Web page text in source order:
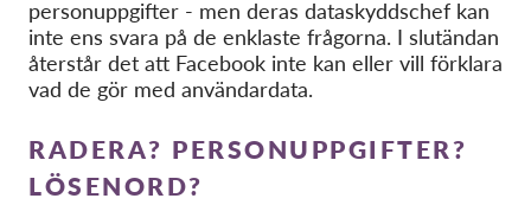
personuppgifter - men deras dataskyddschef kan
inte ens svara på de enklaste frågorna. I slutändan
återstår det att Facebook inte kan eller vill förklara
vad de gör med användardata.
RADERA? PERSONUPPGIFTER?
LÖSENORD?